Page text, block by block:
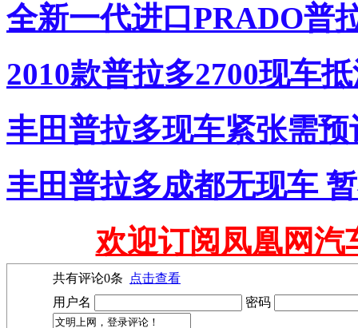
全新一代进口PRADO普
2010款普拉多2700现车
丰田普拉多现车紧张需
丰田普拉多成都无现车
欢迎订阅凤凰网汽
共有评论0条
点击查看
用户名
密码